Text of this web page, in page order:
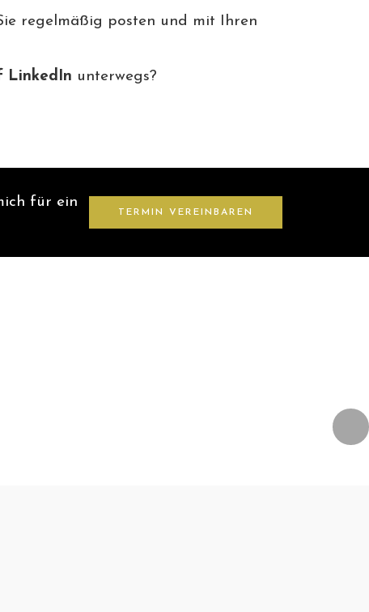
regelmäßig posten und mit Ihren
LinkedIn unterwegs?
für ein
TERMIN VEREINBAREN